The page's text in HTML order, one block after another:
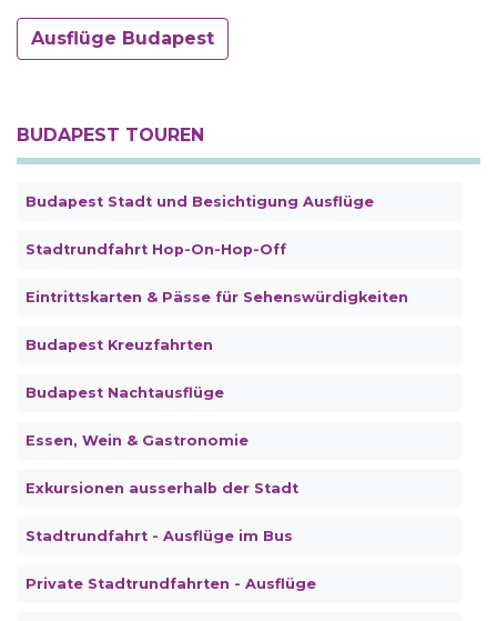
Ausflüge Budapest
BUDAPEST TOUREN
Budapest Stadt und Besichtigung Ausflüge
Stadtrundfahrt Hop-On-Hop-Off
Eintrittskarten & Pässe für Sehenswürdigkeiten
Budapest Kreuzfahrten
Budapest Nachtausflüge
Essen, Wein & Gastronomie
Exkursionen ausserhalb der Stadt
Stadtrundfahrt - Ausflüge im Bus
Private Stadtrundfahrten - Ausflüge